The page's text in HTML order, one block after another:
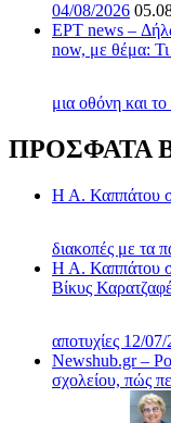
04/08/2026
ΕΡΤ news –
now, με θέμα: Τι
μια οθόνη και
ΠΡΟΣΦΑΤΑ
Η Α. Καππάτου
διακοπές με τα
Η Α. Καππάτου
Βίκυς
αποτυχίες 12/
Newshub.gr –
σχολείου, πώς